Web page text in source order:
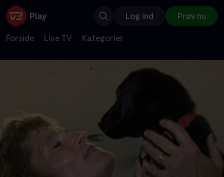
Log ind Prøv nu
Forside Live TV Kategorier